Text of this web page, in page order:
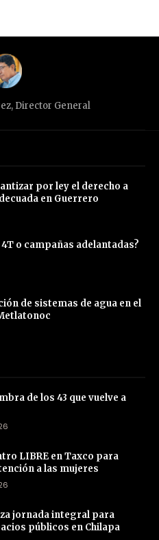
Director General
por ley el derecho a
en Guerrero
4T o campañas adelantadas?
de sistemas de agua en el
de los 43 que vuelve a
LIBRE en Taxco para
a las mujeres
jornada integral para
públicos en Chilapa